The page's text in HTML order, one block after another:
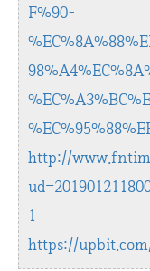
F%90-
http://
1
https://